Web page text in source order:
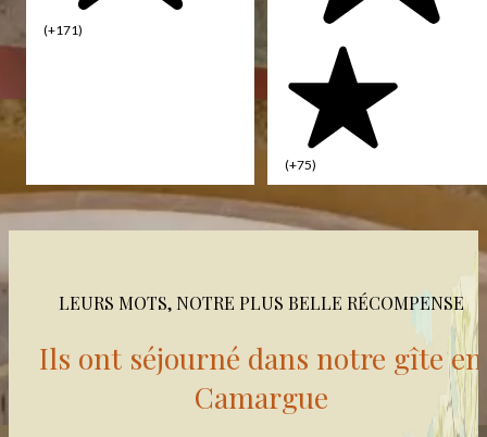
(+171)
(+75)
LEURS MOTS, NOTRE PLUS BELLE RÉCOMPENSE
Ils ont séjourné dans notre gîte en
Camargue